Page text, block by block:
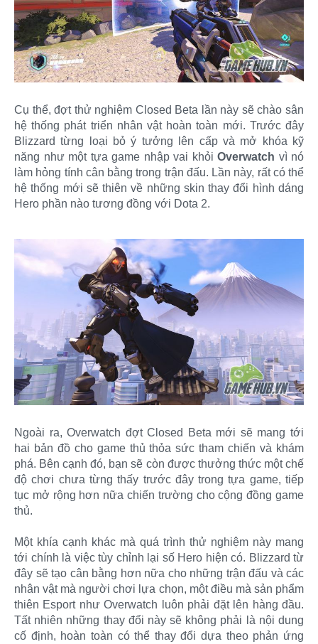
Cụ thể, đợt thử nghiệm Closed Beta lần này sẽ chào sân
hệ thống phát triển nhân vật hoàn toàn mới. Trước đây
Blizzard từng loại bỏ ý tưởng lên cấp và mở khóa kỹ
năng như một tựa game nhập vai khỏi Overwatch vì nó
làm hỏng tính cân bằng trong trận đấu. Lần này, rất có thể
hệ thống mới sẽ thiên về những skin thay đổi hình dáng
Hero phần nào tương đồng với Dota 2.
Ngoài ra, Overwatch đợt Closed Beta mới sẽ mang tới
hai bản đồ cho game thủ thỏa sức tham chiến và khám
phá. Bên cạnh đó, bạn sẽ còn được thưởng thức một chế
độ chơi chưa từng thấy trước đây trong tựa game, tiếp
tục mở rộng hơn nữa chiến trường cho cộng đồng game
thủ.
Một khía cạnh khác mà quá trình thử nghiệm này mang
tới chính là việc tùy chỉnh lại số Hero hiện có. Blizzard từ
đây sẽ tạo cân bằng hơn nữa cho những trận đấu và các
nhân vật mà người chơi lựa chọn, một điều mà sản phẩm
thiên Esport như Overwatch luôn phải đặt lên hàng đầu.
Tất nhiên những thay đổi này sẽ không phải là nội dung
cố định, hoàn toàn có thể thay đổi dựa theo phản ứng